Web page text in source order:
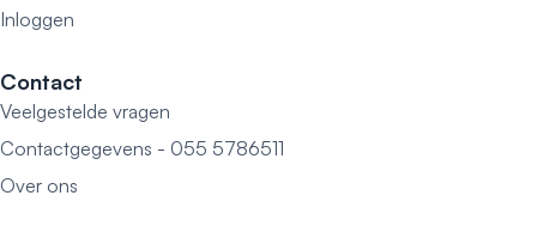
Inloggen
Contact
Veelgestelde vragen
Contactgegevens - 055 5786511
Over ons